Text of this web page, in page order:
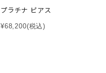
プラチナ ピアス
¥68,200(税込)